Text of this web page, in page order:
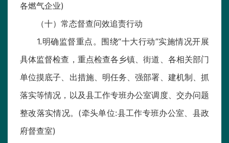
各燃气企业)
（十）常态督查问效追责行动
1.明确监督重点。围绕“十大行动”实施情况开展
具体监督检查，重点检查各乡镇、街道、各相关部门
单位摸底子、出措施、明任务、强部署、建机制、抓
落实等情况，以及县工作专班办公室调度、交办问题
整改落实情况。(牵头单位:县工作专班办公室、县政
府督查室)